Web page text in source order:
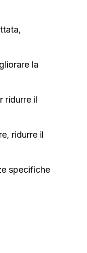
la
ridurre il
ridurre il
specifiche